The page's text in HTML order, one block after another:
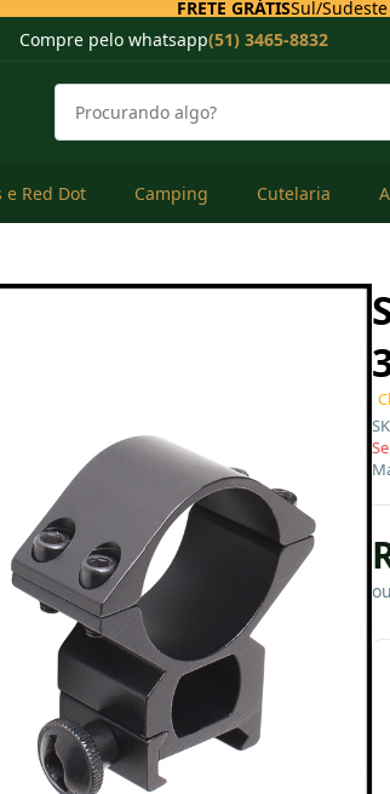
FRETE GRÁTISSul/
Compre pelo whatsapp(51) 3465-8832
e Red Dot Camping Cutelaria
ou